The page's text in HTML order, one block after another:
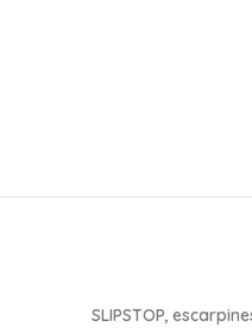
SLIPSTOP,